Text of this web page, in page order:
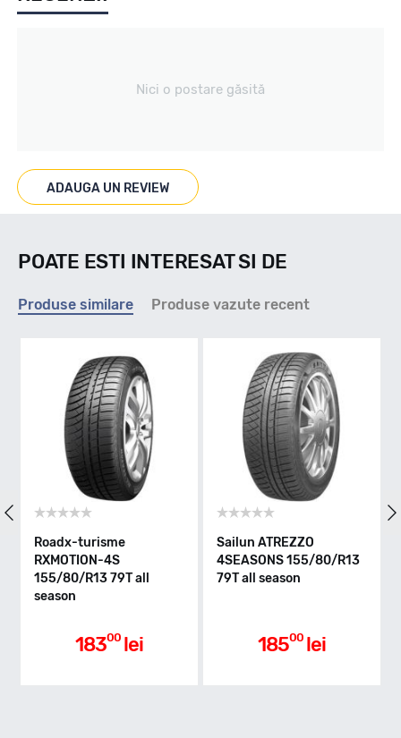
All season
Marcaje
Indice viteza
T - max 190km/h
Indice greutate
E
Aderenta pe carosabil ud
Nici o postare găsită
ADAUGA UN REVIEW
POATE ESTI INTERESAT SI DE
Produse similare Produse vazute recent
Roadx-turisme
RXMOTION-4S
155/80/R13 79T all
season
18300 lei
Sailun ATREZZO
4SEASONS 155/80/R13
79T all season
18500 lei